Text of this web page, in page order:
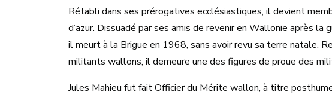
Rétabli dans ses prérogatives ecclésiastiques, il devient
d’azur. Dissuadé par ses amis de revenir en Wallonie après la
il meurt à la Brigue en 1968, sans avoir revu sa terre natale.
militants wallons, il demeure une des figures de proue des
Jules Mahieu fut fait Officier du Mérite wallon, à titre